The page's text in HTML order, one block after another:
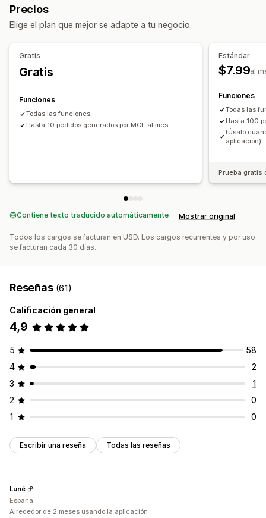
Descuentos por venta adicional
Descuentos por venta cruzada Precios dinámicos
Gestión de descuentos
Conversión de monedas
Descuentos por pila
Descuentos por niveles
Precios
Elige el plan que mejor se adapte a tu negocio.
Gratis
Gratis
Funciones
Todas las funciones
Hasta 10 pedidos generados por MCE al mes
Estándar
$7.99al
Funciones
Todas las
Hasta 100
(Úsalo
aplicación)
Prueba gratis
Contiene texto traducido automáticamente Mostrar original
Todos los cargos se facturan en USD. Los cargos recurrentes y por uso
se facturan cada 30 días.
Reseñas (61)
Calificación general
4,9
5
58
4
2
3
1
2
0
1
0
Escribir una reseña Todas las reseñas
Luné
España
Alrededor de 2 meses usando la aplicación